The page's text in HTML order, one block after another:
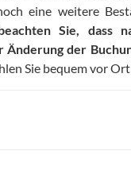
eine weitere
Sie, dass
Änderung der
Sie bequem vor